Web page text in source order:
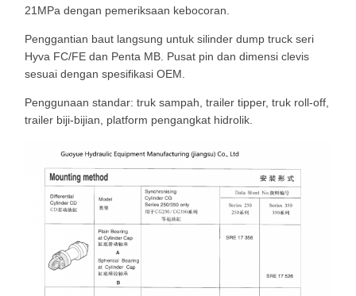
21MPa dengan pemeriksaan kebocoran.
Penggantian baut langsung untuk silinder dump truck seri
Hyva FC/FE dan Penta MB. Pusat pin dan dimensi clevis
sesuai dengan spesifikasi OEM.
Penggunaan standar: truk sampah, trailer tipper, truk roll-off,
trailer biji-bijian, platform pengangkat hidrolik.